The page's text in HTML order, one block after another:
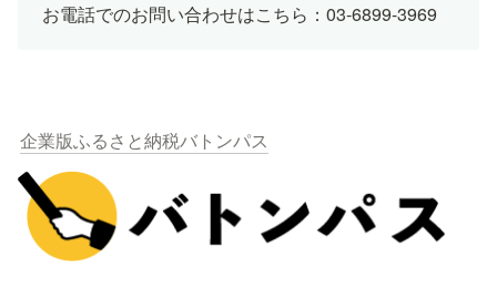
お電話でのお問い合わせはこちら：03-6899-3969
企業版ふるさと納税バトンパス